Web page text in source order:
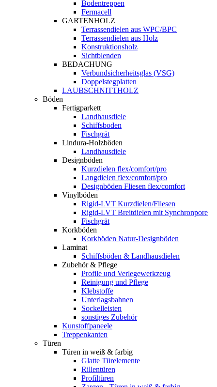
Bodentreppen
Fermacell
GARTENHOLZ
Terrassendielen aus WPC/BPC
Terrassendielen aus Holz
Konstruktionsholz
Sichtblenden
BEDACHUNG
Verbundsicherheitsglas (VSG)
Doppelstegplatten
LAUBSCHNITTHOLZ
Böden
Fertigparkett
Landhausdiele
Schiffsboden
Fischgrät
Lindura-Holzböden
Landhausdiele
Designböden
Kurzdielen flex/comfort/pro
Langdielen flex/comfort/pro
Designböden Fliesen flex/comfort
Vinylböden
Rigid-LVT Kurzdielen/Fliesen
Rigid-LVT Breitdielen mit Synchronpore
Fischgrät
Korkböden
Korkböden Natur-Designböden
Laminat
Schiffsböden & Landhausdielen
Zubehör & Pflege
Profile und Verlegewerkzeug
Reinigung und Pflege
Klebstoffe
Unterlagsbahnen
Sockelleisten
sonstiges Zubehör
Kunstoffpaneele
Treppenkanten
Türen
Türen in weiß & farbig
Glatte Türelemente
Rillentüren
Profiltüren